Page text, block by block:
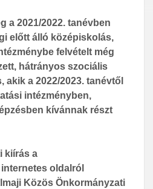
a 2021/2022. tanévben
előtt álló középiskolás,
felvételt még
hátrányos szociális
akik a 2022/2023. tanévtől
intézményben,
kívánnak részt
kiírás a
internetes oldalról
Közös Önkormányzati